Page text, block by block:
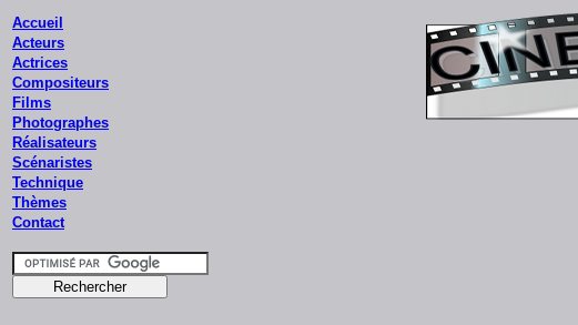
Accueil
Acteurs
Actrices
Compositeurs
Films
Photographes
Réalisateurs
Scénaristes
Technique
Thèmes
Contact